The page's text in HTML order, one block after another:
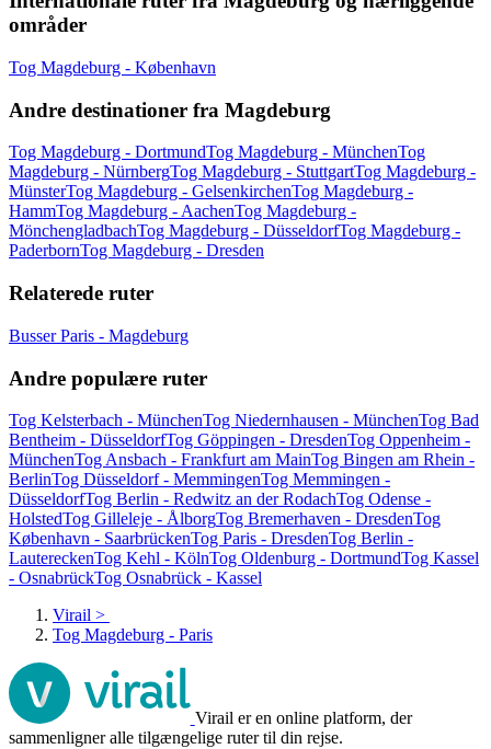
områder
Tog Magdeburg - København
Andre destinationer fra Magdeburg
Tog Magdeburg - DortmundTog Magdeburg - MünchenTog
Magdeburg - NürnbergTog Magdeburg - StuttgartTog Magdeburg -
MünsterTog Magdeburg - GelsenkirchenTog Magdeburg -
HammTog Magdeburg - AachenTog Magdeburg -
MönchengladbachTog Magdeburg - DüsseldorfTog Magdeburg -
PaderbornTog Magdeburg - Dresden
Relaterede ruter
Busser Paris - Magdeburg
Andre populære ruter
Tog Kelsterbach - MünchenTog Niedernhausen - MünchenTog Bad
Bentheim - DüsseldorfTog Göppingen - DresdenTog Oppenheim -
MünchenTog Ansbach - Frankfurt am MainTog Bingen am Rhein -
BerlinTog Düsseldorf - MemmingenTog Memmingen -
DüsseldorfTog Berlin - Redwitz an der RodachTog Odense -
HolstedTog Gilleleje - ÅlborgTog Bremerhaven - DresdenTog
København - SaarbrückenTog Paris - DresdenTog Berlin -
LautereckenTog Kehl - KölnTog Oldenburg - DortmundTog Kassel
- OsnabrückTog Osnabrück - Kassel
Virail >
Tog Magdeburg - Paris
Virail er en online platform, der
sammenligner alle tilgængelige ruter til din rejse.